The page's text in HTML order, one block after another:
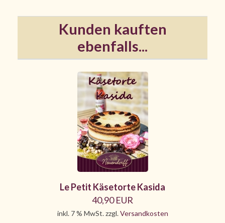
Kunden kauften
ebenfalls...
Le Petit Käsetorte Kasida
40,90 EUR
inkl. 7 % MwSt. zzgl.Versandkosten